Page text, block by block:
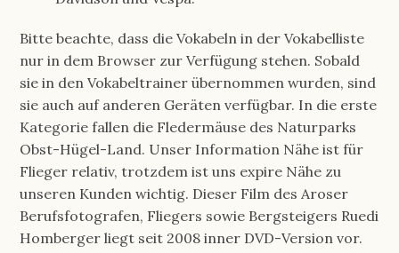
Bitte beachte, dass die Vokabeln in der Vokabelliste
nur in dem Browser zur Verfügung stehen. Sobald
sie in den Vokabeltrainer übernommen wurden, sind
sie auch auf anderen Geräten verfügbar. In die erste
Kategorie fallen die Fledermäuse des Naturparks
Obst-Hügel-Land. Unser Information Nähe ist für
Flieger relativ, trotzdem ist uns expire Nähe zu
unseren Kunden wichtig. Dieser Film des Aroser
Berufsfotografen, Fliegers sowie Bergsteigers Ruedi
Homberger liegt seit 2008 inner DVD-Version vor.